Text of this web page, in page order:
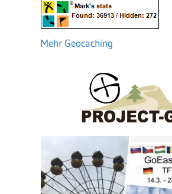
Mehr Geocaching